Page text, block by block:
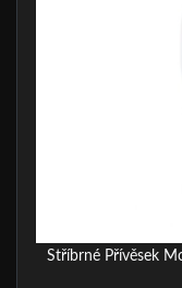
Stříbrné Přívěsek